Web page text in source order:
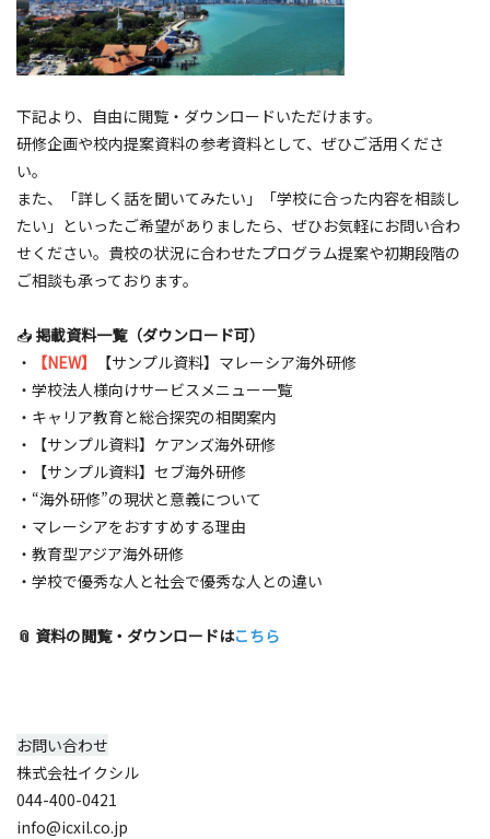
下記より、自由に閲覧・ダウンロードいただけます。
研修企画や校内提案資料の参考資料として、ぜひご活用くださ
い。
また、「詳しく話を聞いてみたい」「学校に合った内容を相談し
たい」といったご希望がありましたら、ぜひお気軽にお問い合わ
せください。貴校の状況に合わせたプログラム提案や初期段階の
ご相談も承っております。
📥 掲載資料一覧（ダウンロード可）
・
【NEW】
【サンプル資料】マレーシア海外研修
・学校法人様向けサービスメニュー一覧
・キャリア教育と総合探究の相関案内
・【サンプル資料】ケアンズ海外研修
・【サンプル資料】セブ海外研修
・“海外研修”の現状と意義について
・マレーシアをおすすめする理由
・教育型アジア海外研修
・学校で優秀な人と社会で優秀な人との違い
📎 資料の閲覧・ダウンロードはこちら
お問い合わせ
株式会社イクシル
044-400-0421
info@icxil.co.jp